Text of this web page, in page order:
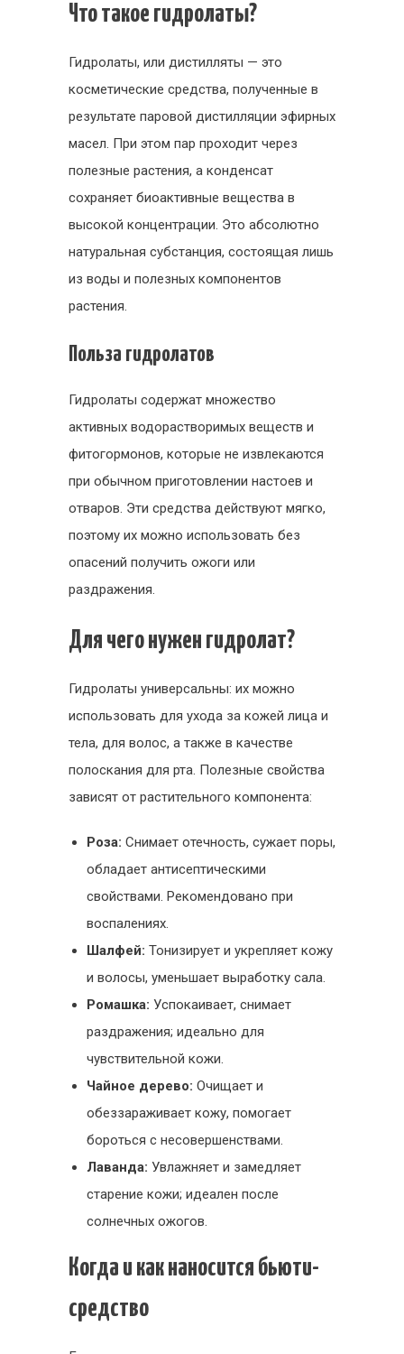
Что такое гидролаты?
Гидролаты, или дистилляты — это
косметические средства, полученные в
результате паровой дистилляции эфирных
масел. При этом пар проходит через
полезные растения, а конденсат
сохраняет биоактивные вещества в
высокой концентрации. Это абсолютно
натуральная субстанция, состоящая лишь
из воды и полезных компонентов
растения.
Польза гидролатов
Гидролаты содержат множество
активных водорастворимых веществ и
фитогормонов, которые не извлекаются
при обычном приготовлении настоев и
отваров. Эти средства действуют мягко,
поэтому их можно использовать без
опасений получить ожоги или
раздражения.
Для чего нужен гидролат?
Гидролаты универсальны: их можно
использовать для ухода за кожей лица и
тела, для волос, а также в качестве
полоскания для рта. Полезные свойства
зависят от растительного компонента:
Роза: Снимает отечность, сужает поры,
обладает антисептическими
свойствами. Рекомендовано при
воспалениях.
Шалфей: Тонизирует и укрепляет кожу
и волосы, уменьшает выработку сала.
Ромашка: Успокаивает, снимает
раздражения; идеально для
чувствительной кожи.
Чайное дерево: Очищает и
обеззараживает кожу, помогает
бороться с несовершенствами.
Лаванда: Увлажняет и замедляет
старение кожи; идеален после
солнечных ожогов.
Когда и как наносится бьюти-
средство